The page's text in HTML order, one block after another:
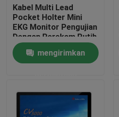
Tur Pabrik
Kontrol kualitas
Permintaan Penawaran
Kabel Multi Lead
Pocket Holter Mini
EKG Monitor Pengujian
Dengan Perekam Putih
mengirimkan